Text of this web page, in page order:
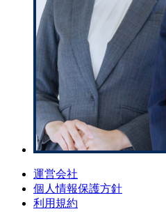
運営会社
個人情報保護方針
利用規約